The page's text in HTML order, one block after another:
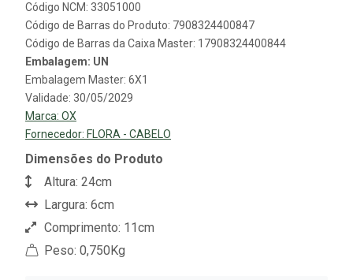
Código NCM: 33051000
Código de Barras do Produto: 7908324400847
Código de Barras da Caixa Master: 17908324400844
Embalagem: UN
Embalagem Master: 6X1
Validade: 30/05/2029
Marca: OX
Fornecedor: FLORA - CABELO
Dimensões do Produto
Altura: 24cm
Largura: 6cm
Comprimento: 11cm
Peso: 0,750Kg